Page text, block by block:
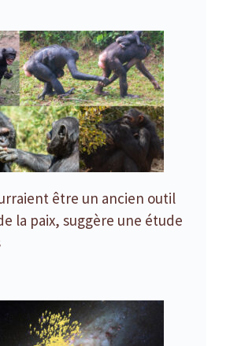
être un ancien outil
la paix, suggère une étude